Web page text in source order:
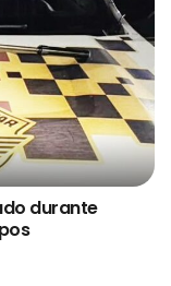
durante